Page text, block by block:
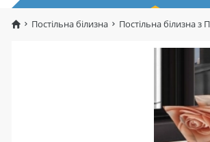
Постільна білизна Постільна білизна з